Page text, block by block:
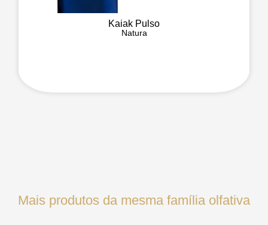
Kaiak Pulso
Natura
Mais produtos da mesma família olfativa